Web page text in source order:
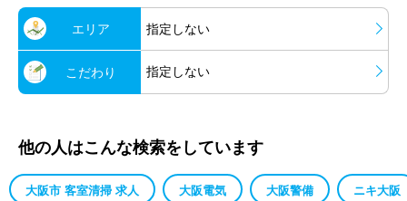
エリア 指定しない
こだわり 指定しない
他の人はこんな検索をしています
大阪市 客室清掃 求人 大阪電気 大阪警備 ニキ大阪